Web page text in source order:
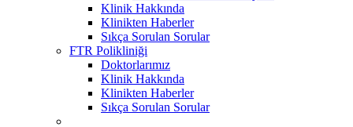
Klinik Hakkında
Klinikten Haberler
Sıkça Sorulan Sorular
FTR Polikliniği
Doktorlarımız
Klinik Hakkında
Klinikten Haberler
Sıkça Sorulan Sorular